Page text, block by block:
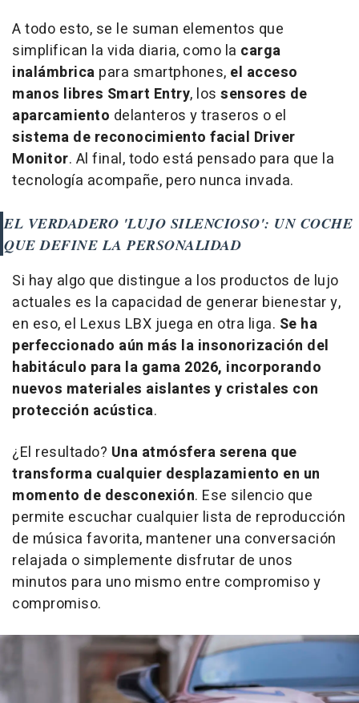
A todo esto, se le suman elementos que
simplifican la vida diaria, como la carga
inalámbrica para smartphones, el acceso
manos libres Smart Entry, los sensores de
aparcamiento delanteros y traseros o el
sistema de reconocimiento facial Driver
Monitor. Al final, todo está pensado para que la
tecnología acompañe, pero nunca invada.
EL VERDADERO 'LUJO SILENCIOSO': UN COCHE
QUE DEFINE LA PERSONALIDAD
Si hay algo que distingue a los productos de lujo
actuales es la capacidad de generar bienestar y,
en eso, el Lexus LBX juega en otra liga. Se ha
perfeccionado aún más la insonorización del
habitáculo para la gama 2026, incorporando
nuevos materiales aislantes y cristales con
protección acústica.
¿El resultado? Una atmósfera serena que
transforma cualquier desplazamiento en un
momento de desconexión. Ese silencio que
permite escuchar cualquier lista de reproducción
de música favorita, mantener una conversación
relajada o simplemente disfrutar de unos
minutos para uno mismo entre compromiso y
compromiso.